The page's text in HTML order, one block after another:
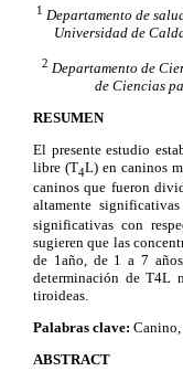
1 Departamento de
Universidad de
2 Departamento de
de Ciencias
RESUMEN
El presente estudio
libre (T4L) en caninos
caninos que fueron
altamente
significativas con
sugieren que las
de 1año, de 1 a 7
determinación de T4L
tiroideas.
Palabras clave:
ABSTRACT